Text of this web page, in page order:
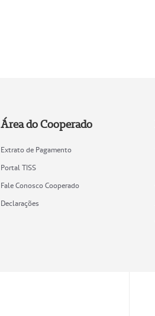
Área do Cooperado
Extrato de Pagamento
Portal TISS
Fale Conosco Cooperado
Declarações